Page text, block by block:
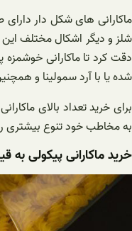
ماکارانی های شکل دار دارای
شلز و دیگر اشکال مختلف
دقت کرد تا ماکارانی
شده یا با آرد سمولینا و
برای خرید تعداد بالای
به مخاطب خود تنوع بیشتری
خرید ماکارانی پیکولی به